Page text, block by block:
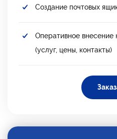
Создание почтовых
Оперативное
(услуг, цены, контакты)